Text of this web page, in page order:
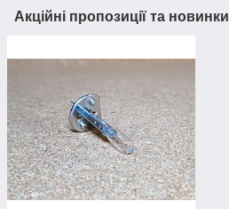
Акційні пропозиції та новинки